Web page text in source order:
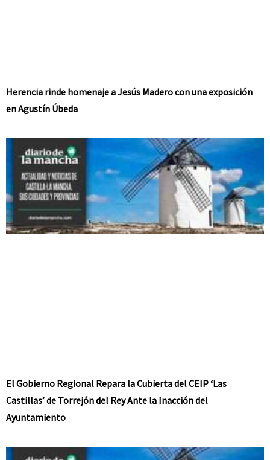
Herencia rinde homenaje a Jesús Madero con una exposición
en Agustín Úbeda
El Gobierno Regional Repara la Cubierta del CEIP ‘Las
Castillas’ de Torrejón del Rey Ante la Inacción del
Ayuntamiento